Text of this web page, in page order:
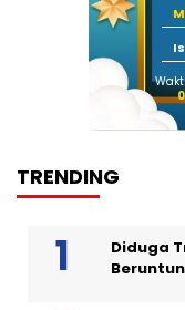
TRENDING
Diduga